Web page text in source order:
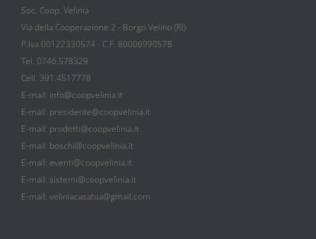
Soc. Coop. Velinia
Via della Cooperazione 2 - Borgo Velino (RI)
P.Iva 00122330574 - C.F. 80006990578
Tel. 0746.578329
Cell. 391.4517778
E-mail: info@coopvelinia.it
E-mail: presidente@coopvelinia.it
E-mail: prodotti@coopvelinia.it
E-mail: boschi@coopvelinia.it
E-mail: eventi@coopvelinia.it
E-mail: sistemi@coopvelinia.it
E-mail: veliniacasatua@gmail.com